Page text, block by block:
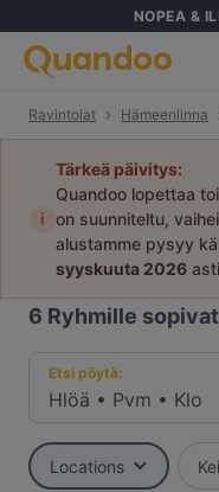
NOPEA &
Ravintolat Hämeenlinna
i
Tärkeä päivitys:
Quandoo lopettaa
on suunniteltu,
alustamme pysyy
syyskuuta 2026
6 Ryhmille sopivat
Etsi pöytä:
Hlöä • Pvm • Klo
Locations